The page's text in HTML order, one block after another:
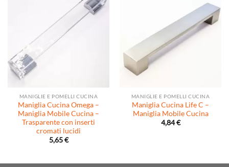
MANIGLIE E POMELLI CUCINA
Maniglia Cucina Omega –
Maniglia Mobile Cucina –
Trasparente con inserti
cromati lucidi
5,65€
MANIGLIE E POMELLI CUCINA
Maniglia Cucina Life C –
Maniglia Mobile Cucina
4,84€